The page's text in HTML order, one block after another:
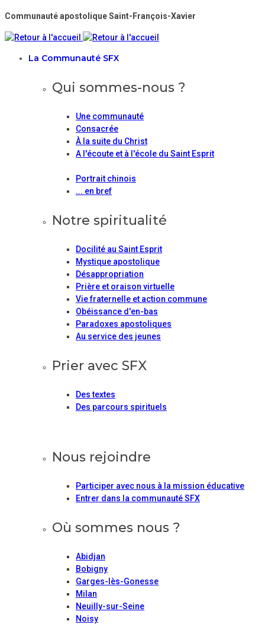
Communauté apostolique Saint-François-Xavier
La Communauté SFX
Qui sommes-nous ?
Une communauté
Consacrée
À la suite du Christ
A l'écoute et à l'école du Saint Esprit
Portrait chinois
... en bref
Notre spiritualité
Docilité au Saint Esprit
Mystique apostolique
Désappropriation
Prière et oraison virtuelle
Vie fraternelle et action commune
Obéissance d'en-bas
Paradoxes apostoliques
Au service des jeunes
Prier avec SFX
Des textes
Des parcours spirituels
Nous rejoindre
Participer avec nous à la mission éducative
Entrer dans la communauté SFX
Où sommes nous ?
Abidjan
Bobigny
Garges-lès-Gonesse
Milan
Neuilly-sur-Seine
Noisy